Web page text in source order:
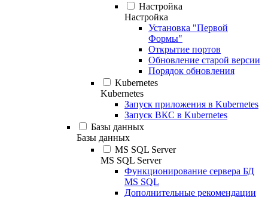
Настройка
Настройка
Установка "Первой
Формы"
Открытие портов
Обновление старой версии
Порядок обновления
Kubernetes
Kubernetes
Запуск приложения в Kubernetes
Запуск ВКС в Kubernetes
Базы данных
Базы данных
MS SQL Server
MS SQL Server
Функционирование сервера БД
MS SQL
Дополнительные рекомендации